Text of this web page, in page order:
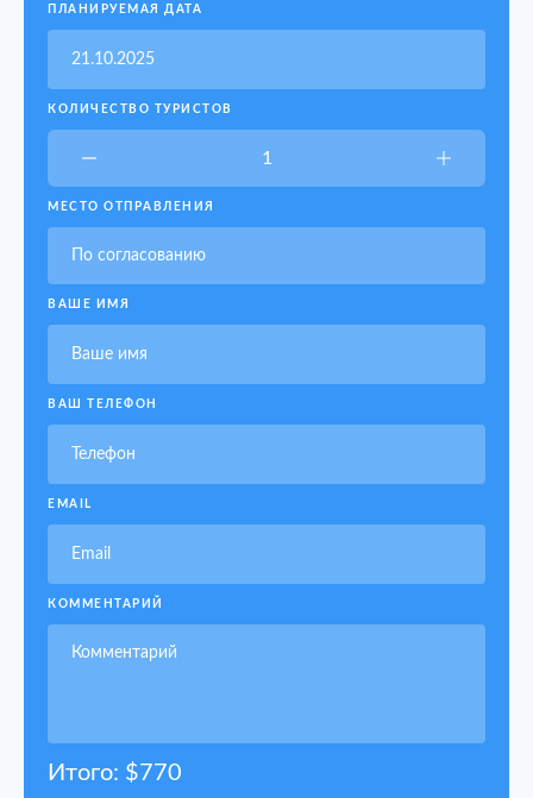
ПЛАНИРУЕМАЯ ДАТА
КОЛИЧЕСТВО ТУРИСТОВ
МЕСТО ОТПРАВЛЕНИЯ
ВАШЕ ИМЯ
ВАШ ТЕЛЕФОН
EMAIL
КОММЕНТАРИЙ
Итого: $770